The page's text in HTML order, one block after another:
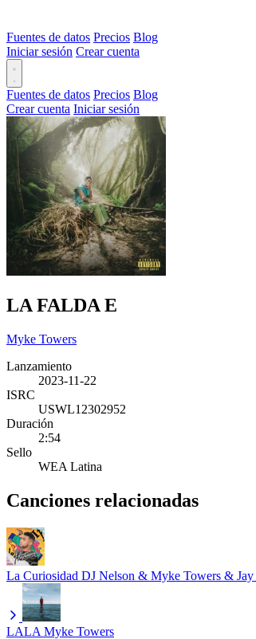
Fuentes de datos Precios Blog
Iniciar sesión Crear cuenta
Fuentes de datos Precios Blog
Crear cuenta Iniciar sesión
LA FALDA E
Myke Towers
Lanzamiento
2023-11-22
ISRC
USWL12302952
Duración
2:54
Sello
WEA Latina
Canciones relacionadas
La Curiosidad DJ Nelson & Myke Towers & Jay
LALA Myke Towers